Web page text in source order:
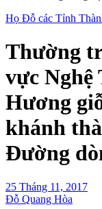
Họ Đỗ các Tỉnh
Thường
vực Nghệ
Hương
khánh
Đường
25 Tháng 11, 2017
Đỗ Quang Hòa